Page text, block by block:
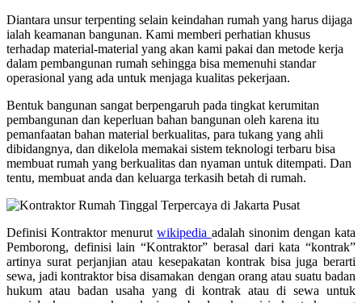
Diantara unsur terpenting selain keindahan rumah yang harus dijaga
ialah keamanan bangunan. Kami memberi perhatian khusus
terhadap material-material yang akan kami pakai dan metode kerja
dalam pembangunan rumah sehingga bisa memenuhi standar
operasional yang ada untuk menjaga kualitas pekerjaan.
Bentuk bangunan sangat berpengaruh pada tingkat kerumitan
pembangunan dan keperluan bahan bangunan oleh karena itu
pemanfaatan bahan material berkualitas, para tukang yang ahli
dibidangnya, dan dikelola memakai sistem teknologi terbaru bisa
membuat rumah yang berkualitas dan nyaman untuk ditempati. Dan
tentu, membuat anda dan keluarga terkasih betah di rumah.
Definisi Kontraktor menurutwikipedia adalah sinonim dengan kata
Pemborong, definisi lain “Kontraktor” berasal dari kata “kontrak”
artinya surat perjanjian atau kesepakatan kontrak bisa juga berarti
sewa, jadi kontraktor bisa disamakan dengan orang atau suatu badan
hukum atau badan usaha yang di kontrak atau di sewa untuk